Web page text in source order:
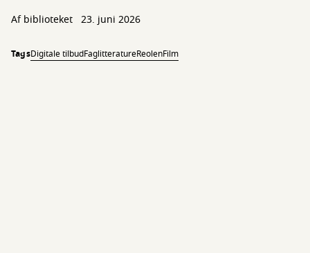
Af biblioteket 23. juni 2026
TagsDigitale tilbudFaglitteratureReolenFilm